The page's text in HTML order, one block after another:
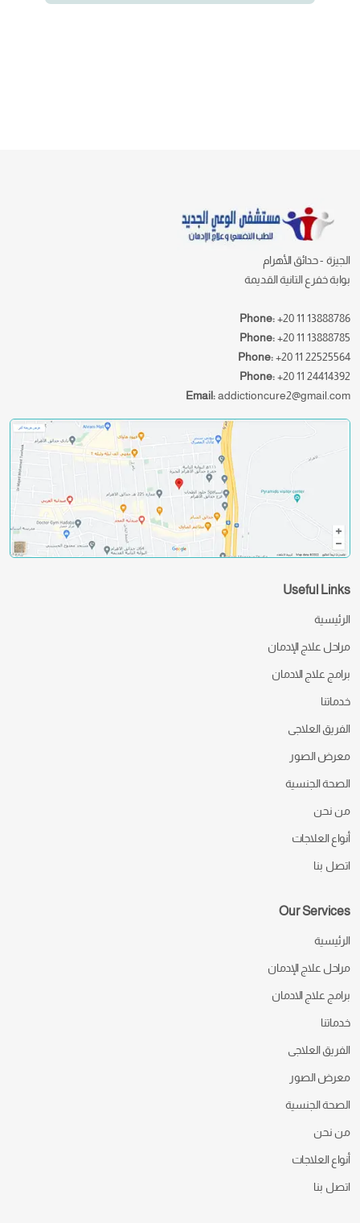
الجيزة - حدائق الأهرام
بوابة خفرع التانية القديمة
Phone:+20 11 13888786
Phone:+20 11 13888785
Phone:+20 11 22525564
Phone:+20 11 24414392
Email:addictioncure2@gmail.com
Useful Links
الرئيسية
مراحل علاج الإدمان
برامج علاج الادمان
خدماتنا
الفريق العلاجى
معرض الصور
الصحة الجنسية
من نحن
أنواع العلاجات
اتصل بنا
Our Services
الرئيسية
مراحل علاج الإدمان
برامج علاج الادمان
خدماتنا
الفريق العلاجى
معرض الصور
الصحة الجنسية
من نحن
أنواع العلاجات
اتصل بنا